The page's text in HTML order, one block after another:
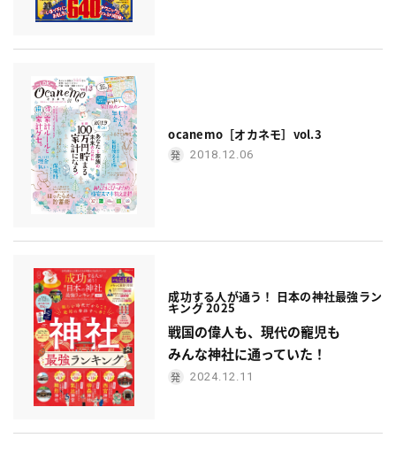
ocanemo［オカネモ］vol.3
2018.12.06
成功する人が通う！ 日本の神社最強ラン
キング 2025
戦国の偉人も、現代の寵児も
みんな神社に通っていた！
2024.12.11